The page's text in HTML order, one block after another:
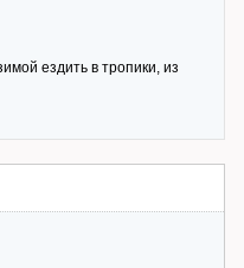
ездить в тропики, из